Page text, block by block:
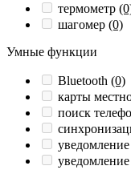
термометр
шагомер (0)
Умные функции
Bluetooth (0)
карты
поиск